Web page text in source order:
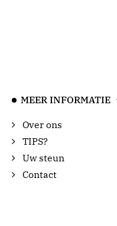
MEER INFORMATIE
Over ons
TIPS?
Uw steun
Contact